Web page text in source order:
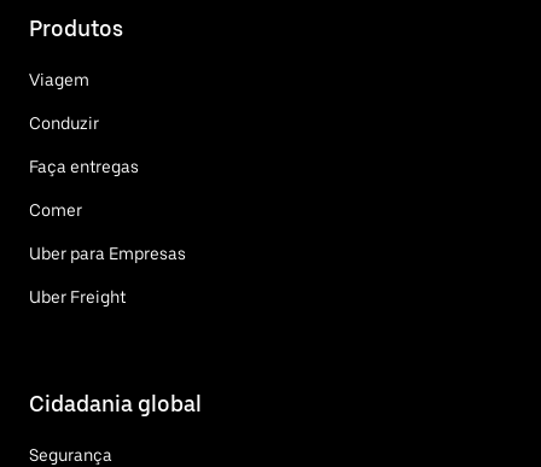
Produtos
Viagem
Conduzir
Faça entregas
Comer
Uber para Empresas
Uber Freight
Cidadania global
Segurança